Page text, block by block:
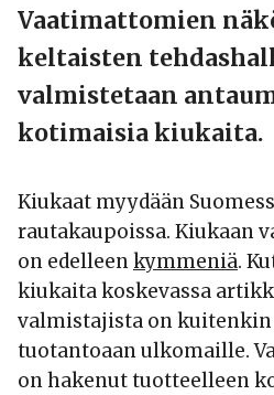
Vaatimattomien
keltaisten
valmistetaan
kotimaisia kiukaita.
Kiukaat myydään
rautakaupoissa. Kiukaan
on edelleenkymmeniä.
kiukaita koskevassa
valmistajista on
tuotantoaan ulkomaille.
on hakenut tuotteelleen